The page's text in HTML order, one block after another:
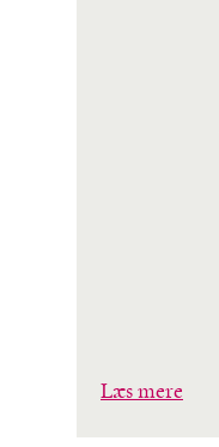
Læs mere